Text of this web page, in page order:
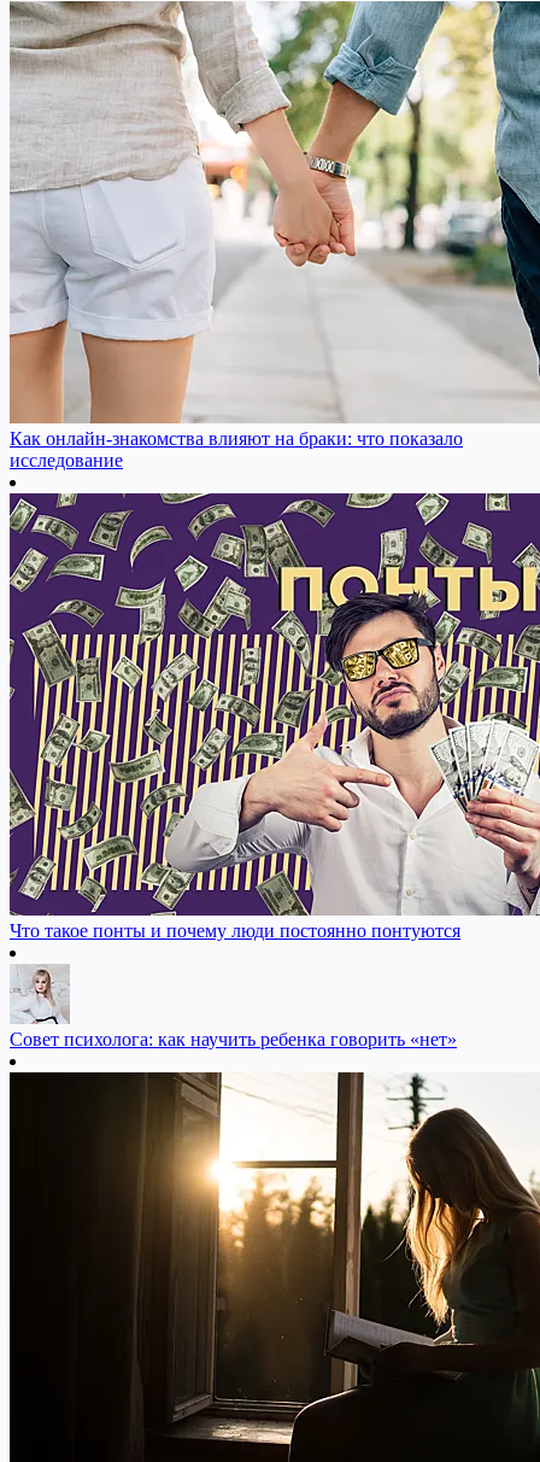
Как онлайн-знакомства влияют на браки: что показало
исследование
Что такое понты и почему люди постоянно понтуются
Совет психолога: как научить ребенка говорить «нет»